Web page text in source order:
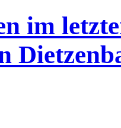
im